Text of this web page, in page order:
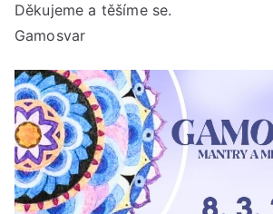
Děkujeme a těšíme se.
Gamosvar